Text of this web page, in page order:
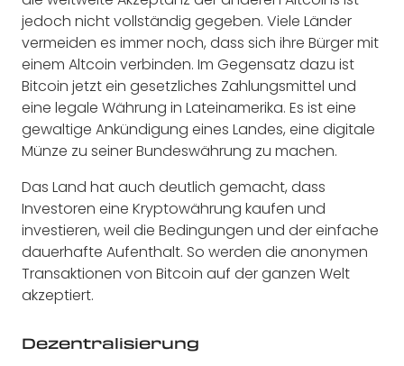
jedoch nicht vollständig gegeben. Viele Länder
vermeiden es immer noch, dass sich ihre Bürger mit
einem Altcoin verbinden. Im Gegensatz dazu ist
Bitcoin jetzt ein gesetzliches Zahlungsmittel und
eine legale Währung in Lateinamerika. Es ist eine
gewaltige Ankündigung eines Landes, eine digitale
Münze zu seiner Bundeswährung zu machen.
Das Land hat auch deutlich gemacht, dass
Investoren eine Kryptowährung kaufen und
investieren, weil die Bedingungen und der einfache
dauerhafte Aufenthalt. So werden die anonymen
Transaktionen von Bitcoin auf der ganzen Welt
akzeptiert.
Dezentralisierung